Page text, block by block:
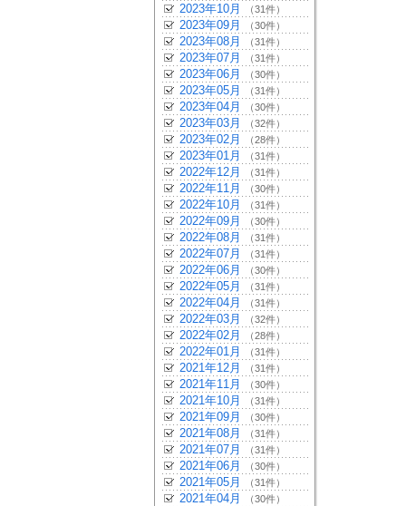
2023年10月 （31件）
2023年09月 （30件）
2023年08月 （31件）
2023年07月 （31件）
2023年06月 （30件）
2023年05月 （31件）
2023年04月 （30件）
2023年03月 （32件）
2023年02月 （28件）
2023年01月 （31件）
2022年12月 （31件）
2022年11月 （30件）
2022年10月 （31件）
2022年09月 （30件）
2022年08月 （31件）
2022年07月 （31件）
2022年06月 （30件）
2022年05月 （31件）
2022年04月 （31件）
2022年03月 （32件）
2022年02月 （28件）
2022年01月 （31件）
2021年12月 （31件）
2021年11月 （30件）
2021年10月 （31件）
2021年09月 （30件）
2021年08月 （31件）
2021年07月 （31件）
2021年06月 （30件）
2021年05月 （31件）
2021年04月 （30件）